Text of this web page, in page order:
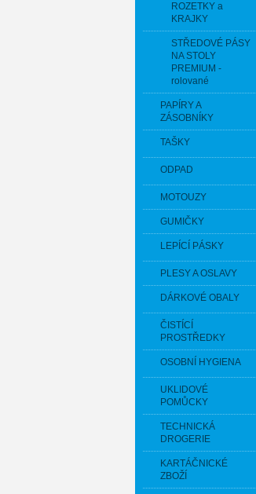
ROZETKY a
KRAJKY
STŘEDOVÉ PÁSY
NA STOLY
PREMIUM -
rolované
PAPÍRY A
ZÁSOBNÍKY
TAŠKY
ODPAD
MOTOUZY
GUMIČKY
LEPÍCÍ PÁSKY
PLESY A OSLAVY
DÁRKOVÉ OBALY
ČISTÍCÍ
PROSTŘEDKY
OSOBNÍ HYGIENA
UKLIDOVÉ
POMŮCKY
TECHNICKÁ
DROGERIE
KARTÁČNICKÉ
ZBOŽÍ